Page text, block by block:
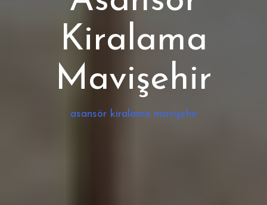
Kiralama
Mavişehir
asansör kiralama mavişehir